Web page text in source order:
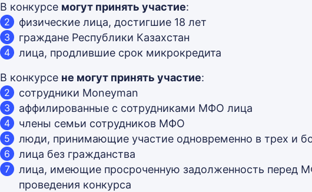
В конкурсе могут принять участие:
физические лица, достигшие 18 лет
граждане Республики Казахстан
лица, продлившие срок микрокредита
В конкурсе не могут принять участие:
сотрудники Moneyman
аффилированные с сотрудниками МФО лица
члены семьи сотрудников МФО
люди, принимающие участие одновременно в трех и
лица без гражданства
лица, имеющие просроченную задолженность перед
проведения конкурса